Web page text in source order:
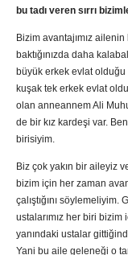
bu tadı veren sırrı
Bizim avantajımız
baktığınızda daha
büyük erkek evlat olduğu
kuşak tek erkek evlat
olan anneannem Ali
de bir kız kardeşi var.
birisiyim.
Biz çok yakın bir aileyiz
bizim için her zaman
çalıştığını
ustalarımız her biri bizim
yanındaki ustalar
Yani bu aile geleneği o